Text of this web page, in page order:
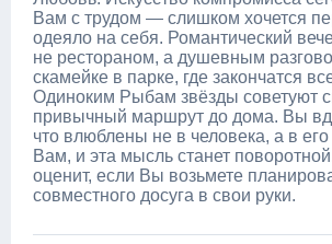
Вам с трудом — слишком хочется
одеяло на себя. Романтический
не рестораном, а душевным
скамейке в парке, где закончатся
Одиноким Рыбам звёзды советуют
привычный маршрут до дома. Вы
что влюблены не в человека, а в
Вам, и эта мысль станет
оценит, если Вы возьмете
совместного досуга в свои руки.